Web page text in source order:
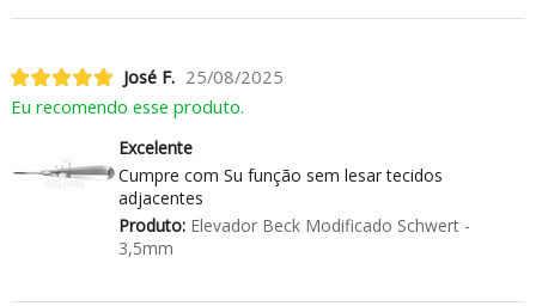
José F. 25/08/2025
Eu recomendo esse produto.
Excelente
Cumpre com Su função sem lesar tecidos
adjacentes
Produto:Elevador Beck Modificado Schwert -
3,5mm